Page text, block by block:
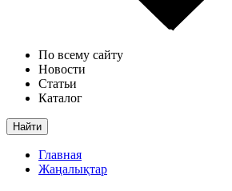
По всему сайту
Новости
Статьи
Каталог
Найти
Главная
Жаңалықтар